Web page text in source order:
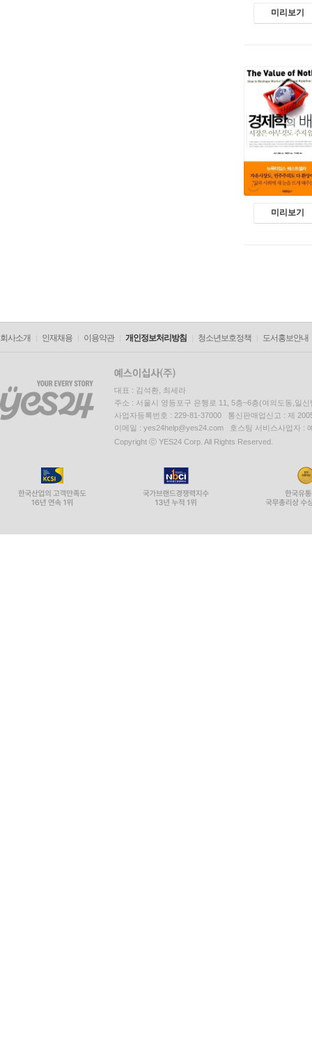
미리보기
미리보기
회사소개 인재채용 이용약관 개인정보처리방침 청소년보호정책 도서홍보안내
대표 : 김석환, 최세라
주소 : 서울시 영등포구 은행로 11, 5층~6층(여의도동,일신
사업자등록번호 : 229-81-37000 통신판매업신고 : 제
이메일 : yes24help@yes24.com 호스팅 서비스사업자 :
Copyright ⓒ YES24 Corp. All Rights Reserved.